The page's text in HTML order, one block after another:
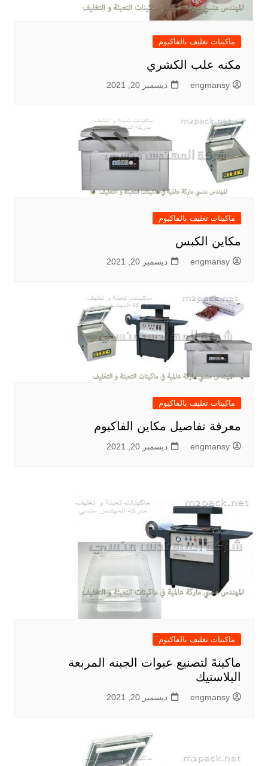
ماكينات تغليف بالفاكيوم
مكنه علب الكشري
engmansy ديسمبر 20, 2021
ماكينات تغليف بالفاكيوم
مكاين الكبس
engmansy ديسمبر 20, 2021
ماكينات تغليف بالفاكيوم
معرفة تفاصيل مكاين الفاكيوم
engmansy ديسمبر 20, 2021
ماكينات تغليف بالفاكيوم
ماكينهً لتصنيع عبوات الجبنه المربعة
البلاستيك
engmansy ديسمبر 20, 2021